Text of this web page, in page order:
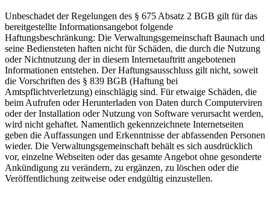
Unbeschadet der Regelungen des § 675 Absatz 2 BGB gilt für das
bereitgestellte Informationsangebot folgende
Haftungsbeschränkung: Die Verwaltungsgemeinschaft Baunach und
seine Bediensteten haften nicht für Schäden, die durch die Nutzung
oder Nichtnutzung der in diesem Internetauftritt angebotenen
Informationen entstehen. Der Haftungsausschluss gilt nicht, soweit
die Vorschriften des § 839 BGB (Haftung bei
Amtspflichtverletzung) einschlägig sind. Für etwaige Schäden, die
beim Aufrufen oder Herunterladen von Daten durch Computerviren
oder der Installation oder Nutzung von Software verursacht werden,
wird nicht gehaftet. Namentlich gekennzeichnete Internetseiten
geben die Auffassungen und Erkenntnisse der abfassenden Personen
wieder. Die Verwaltungsgemeinschaft behält es sich ausdrücklich
vor, einzelne Webseiten oder das gesamte Angebot ohne gesonderte
Ankündigung zu verändern, zu ergänzen, zu löschen oder die
Veröffentlichung zeitweise oder endgültig einzustellen.